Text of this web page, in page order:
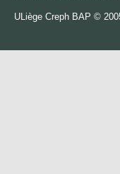
ULiège Creph BAP ©